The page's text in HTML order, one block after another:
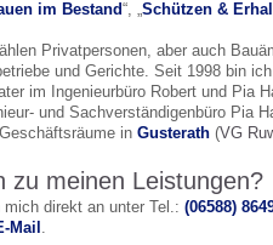
im Bestand“, „Schützen &
Privatpersonen, aber auch
und Gerichte. Seit 1998 bin
im Ingenieurbüro Robert und Pia
und Sachverständigenbüro Pia
in Gusterath (VG
zu meinen Leistungen?
direkt an unter Tel.: (06588)
Mail .